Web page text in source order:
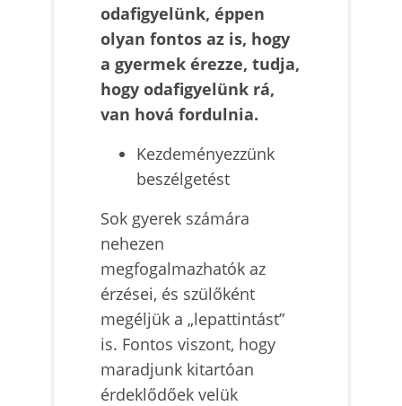
odafigyelünk, éppen
olyan fontos az is, hogy
a gyermek érezze, tudja,
hogy odafigyelünk rá,
van hová fordulnia.
Kezdeményezzünk
beszélgetést
Sok gyerek számára
nehezen
megfogalmazhatók az
érzései, és szülőként
megéljük a „lepattintást”
is. Fontos viszont, hogy
maradjunk kitartóan
érdeklődőek velük